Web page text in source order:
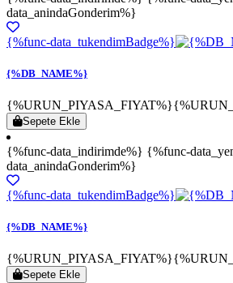
data_anindaGonderim%}
{%func-data_tukendimBadge%}
{%DB_NAME%}
{%URUN_PIYASA_FIYAT%}
Sepete Ekle
{%func-data_indirimde%} {%func-
data_anindaGonderim%}
{%func-data_tukendimBadge%}
{%DB_NAME%}
{%URUN_PIYASA_FIYAT%}
Sepete Ekle